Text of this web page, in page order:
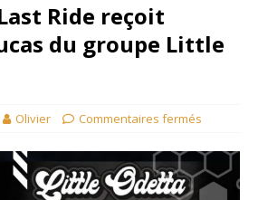
Ride reçoit
du groupe Little
Olivier Commentaires fermés